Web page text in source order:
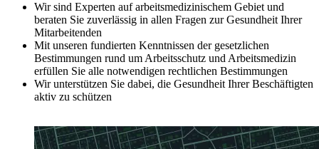
Wir sind Experten auf arbeitsmedizinischem Gebiet und
beraten Sie zuverlässig in allen Fragen zur Gesundheit Ihrer
Mitarbeitenden
Mit unseren fundierten Kenntnissen der gesetzlichen
Bestimmungen rund um Arbeitsschutz und Arbeitsmedizin
erfüllen Sie alle notwendigen rechtlichen Bestimmungen
Wir unterstützen Sie dabei, die Gesundheit Ihrer Beschäftigten
aktiv zu schützen